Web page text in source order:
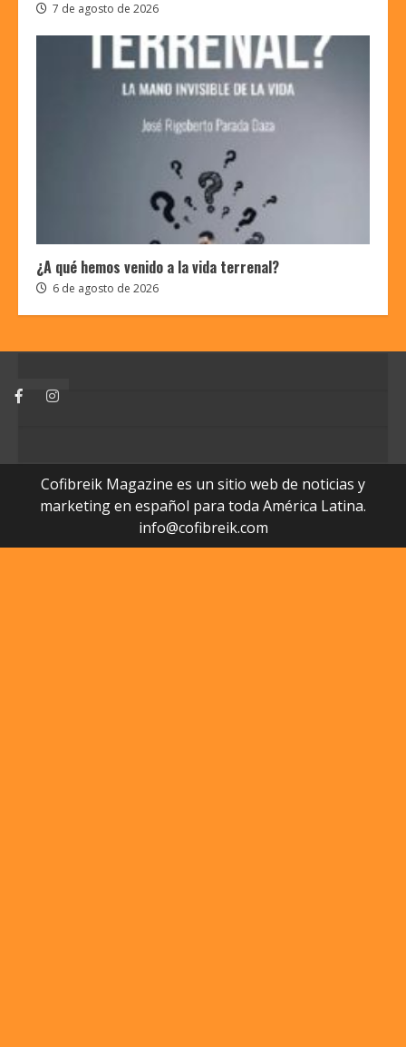
7 de agosto de 2026
¿A qué hemos venido a la vida terrenal?
6 de agosto de 2026
FacebookInstagram
Cofibreik Magazine es un sitio web de noticias y
marketing en español para toda América Latina.
info@cofibreik.com